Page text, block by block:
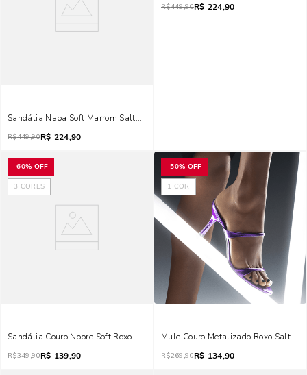
Sandália Napa Soft Marrom Salto Agulha Amarração
R$449,90R$ 224,90
R$449,90R$ 224,90
-60% OFF
3 CORES
Sandália Couro Nobre Soft Roxo
R$349,90R$ 139,90
-50% OFF
1 COR
Mule Couro Metalizado Roxo Salto
R$269,90R$ 134,90